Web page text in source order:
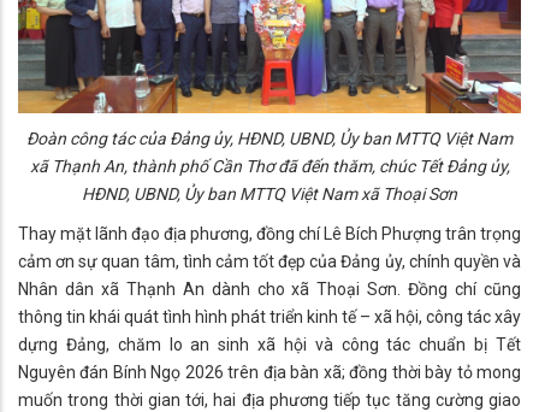
Đoàn công tác của Đảng ủy, HĐND, UBND, Ủy ban MTTQ Việt Nam
xã Thạnh An, thành phố Cần Thơ đã đến thăm, chúc Tết Đảng ủy,
HĐND, UBND, Ủy ban MTTQ Việt Nam xã Thoại Sơn
Thay mặt lãnh đạo địa phương, đồng chí Lê Bích Phượng trân trọng
cảm ơn sự quan tâm, tình cảm tốt đẹp của Đảng ủy, chính quyền và
Nhân dân xã Thạnh An dành cho xã Thoại Sơn. Đồng chí cũng
thông tin khái quát tình hình phát triển kinh tế – xã hội, công tác xây
dựng Đảng, chăm lo an sinh xã hội và công tác chuẩn bị Tết
Nguyên đán Bính Ngọ 2026 trên địa bàn xã; đồng thời bày tỏ mong
muốn trong thời gian tới, hai địa phương tiếp tục tăng cường giao